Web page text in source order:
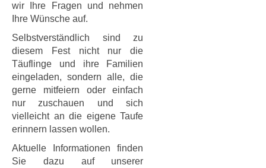
wir Ihre Fragen und nehmen
Ihre Wünsche auf.
Selbstverständlich sind zu
diesem Fest nicht nur die
Täuflinge und ihre Familien
eingeladen, sondern alle, die
gerne mitfeiern oder einfach
nur zuschauen und sich
vielleicht an die eigene Taufe
erinnern lassen wollen.
Aktuelle Informationen finden
Sie dazu auf unserer